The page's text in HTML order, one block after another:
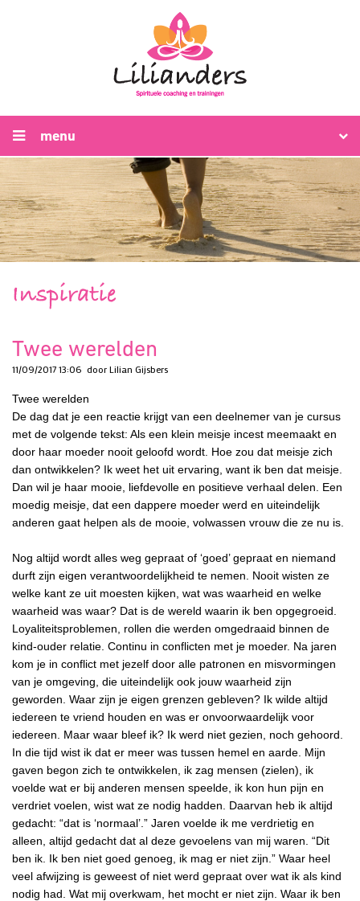
menu
Inspiratie
Twee werelden
11/09/2017 13:06 door Lilian Gijsbers
Twee werelden
De dag dat je een reactie krijgt van een deelnemer van je cursus
met de volgende tekst: Als een klein meisje incest meemaakt en
door haar moeder nooit geloofd wordt. Hoe zou dat meisje zich
dan ontwikkelen? Ik weet het uit ervaring, want ik ben dat meisje.
Dan wil je haar mooie, liefdevolle en positieve verhaal delen. Een
moedig meisje, dat een dappere moeder werd en uiteindelijk
anderen gaat helpen als de mooie, volwassen vrouw die ze nu is.
Nog altijd wordt alles weg gepraat of ‘goed’ gepraat en niemand
durft zijn eigen verantwoordelijkheid te nemen. Nooit wisten ze
welke kant ze uit moesten kijken, wat was waarheid en welke
waarheid was waar? Dat is de wereld waarin ik ben opgegroeid.
Loyaliteitsproblemen, rollen die werden omgedraaid binnen de
kind-ouder relatie. Continu in conflicten met je moeder. Na jaren
kom je in conflict met jezelf door alle patronen en misvormingen
van je omgeving, die uiteindelijk ook jouw waarheid zijn
geworden. Waar zijn je eigen grenzen gebleven? Ik wilde altijd
iedereen te vriend houden en was er onvoorwaardelijk voor
iedereen. Maar waar bleef ik? Ik werd niet gezien, noch gehoord.
In die tijd wist ik dat er meer was tussen hemel en aarde. Mijn
gaven begon zich te ontwikkelen, ik zag mensen (zielen), ik
voelde wat er bij anderen mensen speelde, ik kon hun pijn en
verdriet voelen, wist wat ze nodig hadden. Daarvan heb ik altijd
gedacht: “dat is ‘normaal’.” Jaren voelde ik me verdrietig en
alleen, altijd gedacht dat al deze gevoelens van mij waren. “Dit
ben ik. Ik ben niet goed genoeg, ik mag er niet zijn.” Waar heel
veel afwijzing is geweest of niet werd gepraat over wat ik als kind
nodig had. Wat mij overkwam, het mocht er niet zijn. Waar ik ben